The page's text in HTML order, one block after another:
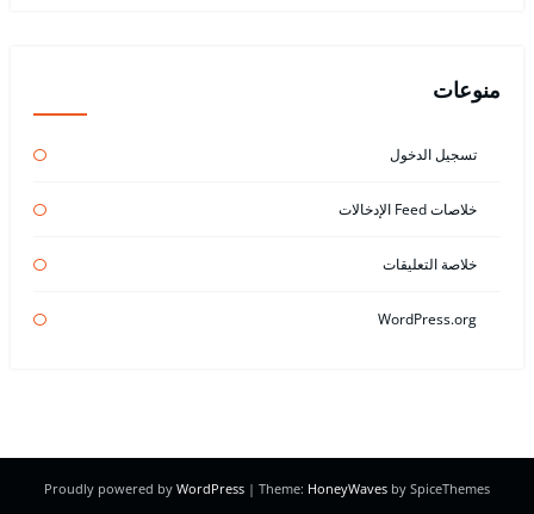
منوعات
تسجيل الدخول
خلاصات Feed الإدخالات
خلاصة التعليقات
WordPress.org
Proudly powered by WordPress | Theme: HoneyWaves by SpiceThemes